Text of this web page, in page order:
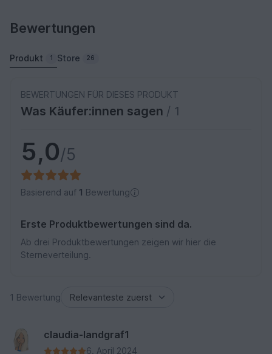
Bewertungen
Produkt 1 Store 26
BEWERTUNGEN FÜR DIESES PRODUKT
Was Käufer:innen sagen / 1
5,0/5
Basierend auf 1 Bewertung
Erste Produktbewertungen sind da.
Ab drei Produktbewertungen zeigen wir hier die
Sterneverteilung.
1 Bewertung
claudia-landgraf1
6. April 2024